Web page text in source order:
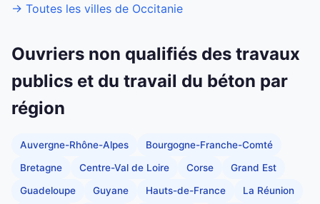
→ Toutes les villes de Occitanie
Ouvriers non qualifiés des travaux
publics et du travail du béton par
région
Auvergne-Rhône-Alpes Bourgogne-Franche-Comté
Bretagne Centre-Val de Loire Corse Grand Est
Guadeloupe Guyane Hauts-de-France La Réunion